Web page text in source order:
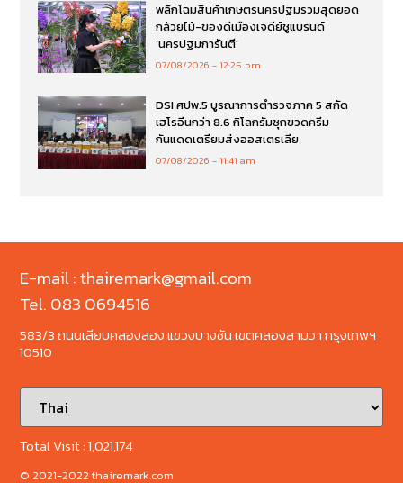
พลิกโฉมสินค้าเกษตรนครปฐมรวมสุดยอด
กล้วยไม้-ของดีเมืองเจดีย์ชูแบรนด์
‘นครปฐมการันตี’
07/08/2026 12:25 pm
DSI ศปพ.5 บูรณาการตำรวจภาค 5 สกัด
เฮโรอีนกว่า 8.6 กิโลกรัมซุกขวดครีม
กันแดดเตรียมส่งออสเตรเลีย
07/08/2026 11:41 am
E-mail : thairemark@gmail.com
Tel. 083 0694516
583/3 ถนนเลียบคลองสอง แขวงบางชัน เขตคลองสามวา กรุงเทพฯ
10510
Total Visit :1,021,174
© 2021-2022 thairemark.com